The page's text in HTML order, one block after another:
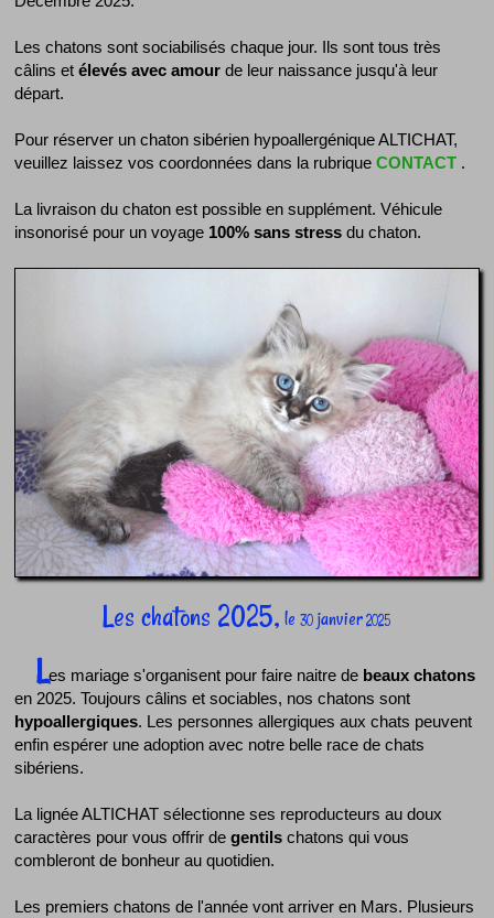
Les chatons sont sociabilisés chaque jour. Ils sont tous très
câlins etélevés avec amour de leur naissance jusqu'à leur
départ.
Pour réserver un chaton sibérien hypoallergénique ALTICHAT,
veuillez laissez vos coordonnées dans la rubriqueCONTACT .
La livraison du chaton est possible en supplément. Véhicule
insonorisé pour un voyage 100% sans stress du chaton.
Les chatons 2025, le30 janvier2025
Les mariage s'organisent pour faire naitre de beaux chatons
en 2025. Toujours câlins et sociables, nos chatons sont
hypoallergiques. Les personnes allergiques aux chats peuvent
enfin espérer une adoption avec notre belle race de chats
sibériens.
La lignée ALTICHAT sélectionne ses reproducteurs au doux
caractères pour vous offrir degentils chatons qui vous
combleront de bonheur au quotidien.
Les premiers chatons de l'année vont arriver en Mars. Plusieurs